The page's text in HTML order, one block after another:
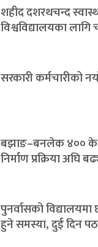
शहीद दशरथचन्द
विश्वविद्यालयका लागि
सरकारी कर्मचारीको
बझाङ–बनलेक ४००
निर्माण प्रक्रिया अघि
पुनर्वासको विद्यालयमा
हुने समस्या, दुई दिन